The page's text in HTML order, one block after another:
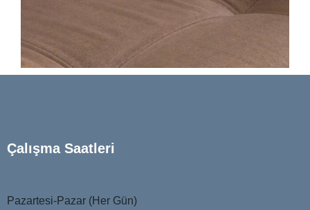
Çalışma Saatleri
Pazartesi-Pazar (Her Gün)